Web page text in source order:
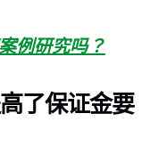
例研究吗？
了保证金要